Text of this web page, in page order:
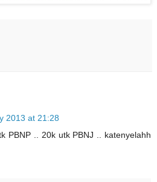
2013 at 21:28
PBNP .. 20k utk PBNJ .. katenyelahh